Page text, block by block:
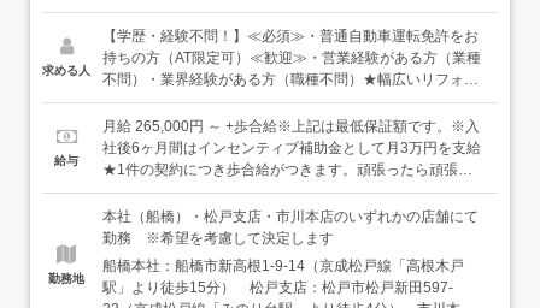
お客様からお問い合わせをいただく↓ご訪問、現地調査（お
客様宅に伺います）↓お客様に合ったリフォームの提案、お
見積り作成↓契約、工事手配（契約後は施工管理スタッフに
引継ぎます）※案件の規模により、現場の管理もお任せし
のお客様がメインで、新規のお客様はチラシや相談会をき
っかけに声がかかります）●入社後、約3ヶ月～6ヶ月はし
っかりとした研修を行います。先輩社員と一緒に一連の仕
心！
求める人
【学歴・経験不問！】≪必須≫・普通自動車運転免許をお
持ちの方（AT限定可）≪歓迎≫・営業経験がある方（業種
不問）・業界経験がある方（職種不問）★幅広いリフォー
ム案件があるので、施工管理等の経験者の方は活かせる部
分も多いです！「正社員で新しいことに挑戦したい」「未
経験で営業にチャレンジするなら実績のある会社がいい
な」「お金をもっと稼ぎたい」など、当社への志望理由は
給与
月給 265,000円 ～ +歩合給※上記は最低保証額です。※入
社後6ヶ月間はインセンティブ補助金として月3万円を支給
★1件の契約につき歩合給がつきます。頑張ったら頑張っ
た分だけあなたにお給料として還元します（MAX月収90万
円以上も！）【年収例】年収344万円（入社1年目）年収
788万円（入社3年目）年収1247万円（入社7年目）☆TOP
プレイヤーは年収1,000万円以上になる方も！＜現在業務
効率化を視野に働き方改革を実施中＞残業の抑止のため、
会社のシステムは20時でシャットダウン。効率よく出先で
勤務地
本社（船橋）・松戸支店・市川本店のいずれかの店舗にて
勤務 ※希望を考慮して決定します
船橋本社：船橋市新高根1-9-14（京成松戸線「高根木戸
駅」より徒歩15分） 松戸支店：松戸市松戸新田597-